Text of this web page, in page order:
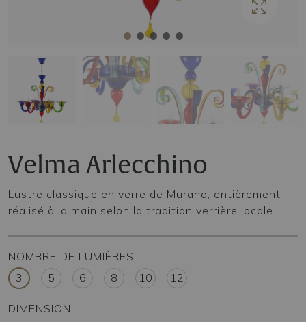
Velma Arlecchino
Lustre classique en verre de Murano, entièrement
réalisé à la main selon la tradition verrière locale.
NOMBRE DE LUMIÈRES
3
5 6 8 10 12
DIMENSION